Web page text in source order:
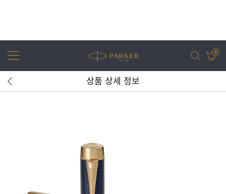
0
상품 상세 정보